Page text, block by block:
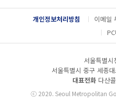
g
l
e
l
개인정보처리방침 이메일
서울특별
서울특별시 중구 세종
대표전화 다산
ⓒ2020. Seoul Metropolitan